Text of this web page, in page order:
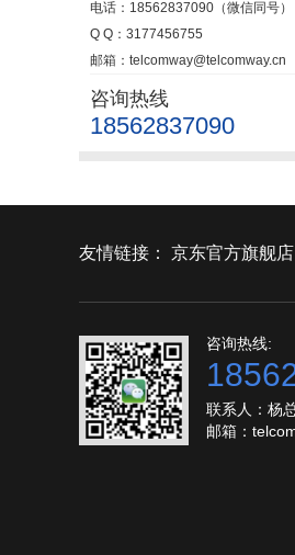
电话：18562837090（微信同号）
Q Q：3177456755
邮箱：telcomway@telcomway.cn
咨询热线
18562837090
友情链接： 京东官方旗舰店
咨询热线:
联系人：杨
邮箱：